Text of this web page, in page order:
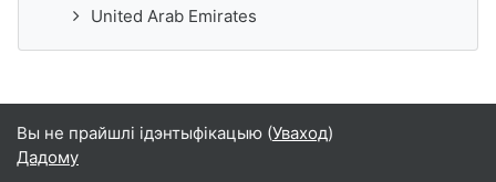
United Arab Emirates
Вы не прайшлі ідэнтыфікацыю (Уваход)
Дадому